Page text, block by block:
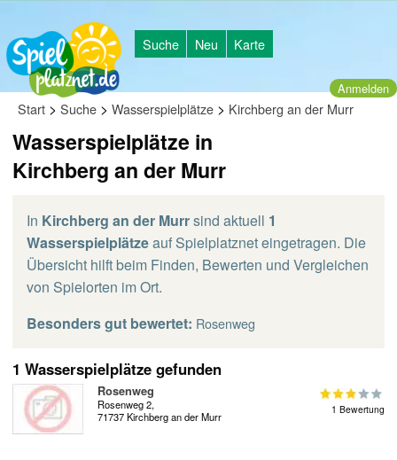
Suche Neu Karte
Anmelden
Start > Suche > Wasserspielplätze > Kirchberg an der Murr
Wasserspielplätze in
Kirchberg an der Murr
In Kirchberg an der Murrsind aktuell 1
Wasserspielplätzeauf Spielplatznet eingetragen. Die
Übersicht hilft beim Finden, Bewerten und Vergleichen
von Spielorten im Ort.
Besonders gut bewertet: Rosenweg
1 Wasserspielplätze gefunden
Rosenweg
Rosenweg 2,
71737 Kirchberg an der Murr
1 Bewertung